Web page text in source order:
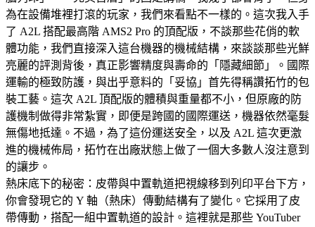
為在設備堆裡打滾的玩家，我們來看點不一樣的。這次我入手
了 A2L 搭配最高階 AMS2 Pro 的頂配版，不談那些花俏的軟
體功能，我們直接深入這台機器的機械結構，來談談那些光鮮
亮麗的評測背後，真正影響精度與壽命的「隱藏細節」。國際
運輸的極致防護，與出乎意料的「妥協」首先得稱讚拓竹的包
裝工藝。這次 A2L 頂配版的體積與重量都不小，但原廠的防
護機制做得非常紮實，即便是跨國的國際運送，機器依然毫髮
無傷地抵達。不過，為了這份運送安全，以及 A2L 這次更激
進的機械佈局，拓竹在出廠狀態上做了一個大多數人沒注意到
的讓步。
熱床底下的秘密：皮帶與中置軌道把視線移到列印平台下方，
你會發現它的 Y 軸（熱床）傳動結構有了變化。它採用了皮
帶傳動，搭配一組中置軌道的設計。這裡就是那些 YouTuber